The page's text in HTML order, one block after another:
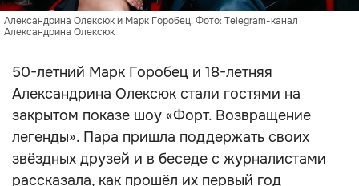
Александрина Олексюк и Марк Горобец. Фото: Telegram-канал
Александрина Олексюк
50-летний Марк Горобец и 18-летняя
Александрина Олексюк стали гостями на
закрытом показе шоу «Форт. Возвращение
легенды». Пара пришла поддержать своих
звёздных друзей и в беседе с журналистами
рассказала, как прошёл их первый год